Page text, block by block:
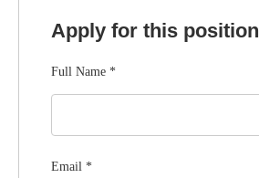
Apply for this position
Full Name *
Email *